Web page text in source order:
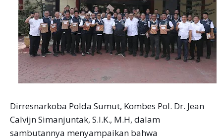
Dirresnarkoba Polda Sumut, Kombes Pol. Dr. Jean
Calvijn Simanjuntak, S.I.K., M.H, dalam
sambutannya menyampaikan bahwa